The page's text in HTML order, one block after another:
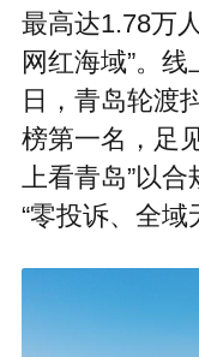
最高达1.78万
网红海域”。
日，青岛轮渡
榜第一名，足
上看青岛”以合
“零投诉、全域